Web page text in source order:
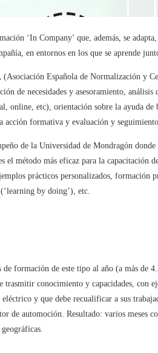
‘In Company’ que, además, se
en entornos en los que se aprende
(Asociación Española de Normalización y
de necesidades y asesoramiento,
online, etc), orientación sobre la ayuda
acción formativa y evaluación y
de la Universidad de Mondragón
el método más eficaz para la capacitación
prácticos personalizados,
by doing’), etc.
de formación de este tipo al año (a más
trasmitir conocimiento y capacidades, con
y que debe recualificar a sus
de automoción. Resultado: varios meses